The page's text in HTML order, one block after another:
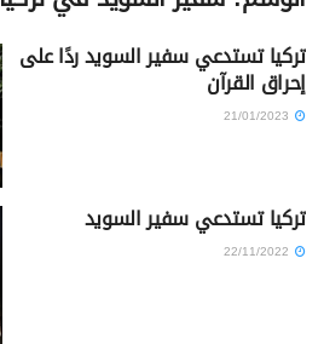
تركيا تستدعي سفير السويد ردًا على
إحراق القرآن
تركيا تستدعي سفير السويد